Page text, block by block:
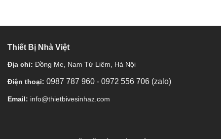
Thiết Bị Nhà Việt
Địa chỉ: Đồng Me, Nam Từ Liêm, Hà Nội
Điện thoại: 0987 787 960 - 0972 556 706 (zalo)
Email: info@thietbivesinhaz.com